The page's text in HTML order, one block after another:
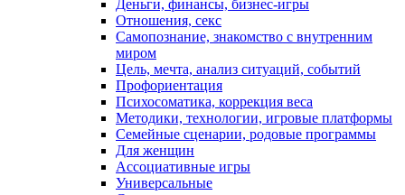
Деньги, финансы, бизнес-игры
Отношения, секс
Самопознание, знакомство с внутренним
миром
Цель, мечта, анализ ситуаций, событий
Профориентация
Психосоматика, коррекция веса
Методики, технологии, игровые платформы
Семейные сценарии, родовые программы
Для женщин
Ассоциативные игры
Универсальные